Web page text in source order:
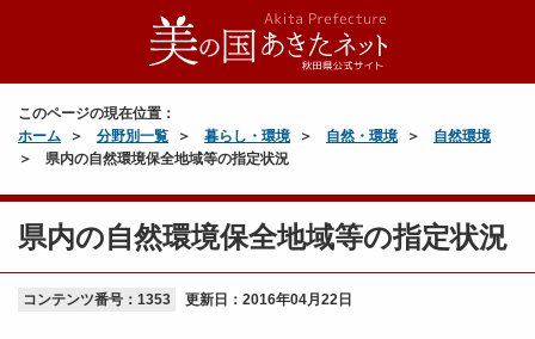
このページの現在位置：
ホーム
分野別一覧 暮らし・環境 自然・環境
自然環境
県内の自然環境保全地域等の指定状況
県内の自然環境保全地域等の指定状況
コンテンツ番号：1353 更新日： 2016年04月22日